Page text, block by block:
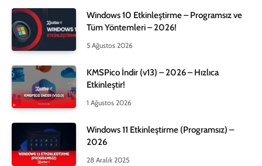
Windows 10 Etkinleştirme – Programsız ve
Tüm Yöntemleri – 2026!
5 Ağustos 2026
KMSPico İndir (v13) – 2026 – Hızlıca
Etkinleştir!
1 Ağustos 2026
Windows 11 Etkinleştirme (Programsız) –
2026
28 Aralık 2025